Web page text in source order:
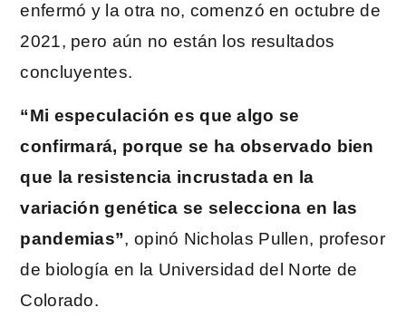
enfermó y la otra no, comenzó en octubre de
2021, pero aún no están los resultados
concluyentes.
“Mi especulación es que algo se
confirmará, porque se ha observado bien
que la resistencia incrustada en la
variación genética se selecciona en las
pandemias”, opinó Nicholas Pullen, profesor
de biología en la Universidad del Norte de
Colorado.